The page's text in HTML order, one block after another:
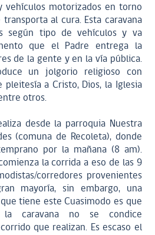
vehículos motorizados en torno
al cura. Esta caravana
según tipo de vehículos y va
que el Padre entrega la
de la gente y en la vía pública.
un jolgorio religioso con
a Cristo, Dios, la Iglesia
otros.
desde la parroquia Nuestra
(comuna de Recoleta), donde
por la mañana (8 am).
la corrida a eso de las 9
corredores provenientes
mayoría, sin embargo, una
tiene este Cuasimodo es que
caravana no se condice
que realizan. Es escaso el